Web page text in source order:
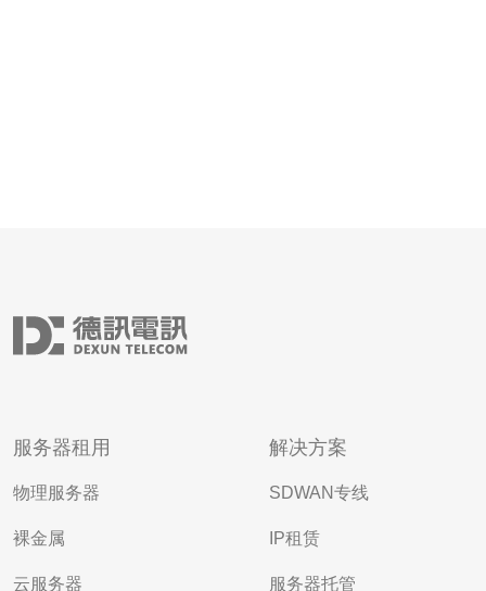
服务器租用
物理服务器
裸金属
云服务器
解决方案
SDWAN专线
IP租赁
服务器托管